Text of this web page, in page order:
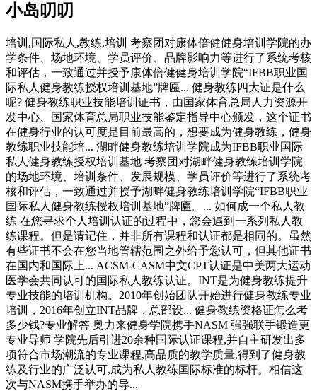
小岛叨叨
培训,国际私人,教练,培训 考察团对康体倍健健身培训学院的办
学条件、场地环境、学员评价、品牌影响力等进行了系统考核
和评估，一致通过并授予康体倍健健身培训学院“IFBB职业国
际私人健身教练授权培训基地”牌匾... 健身教练四大证是什么
呢? 健身教练职业技能培训证书，由国家体育总局人力资源开
发中心、国家体育总局职业技能鉴定指导中心颁发，这个证书
在健身行业的认可度是目前最高的，想要成为健身教练，健身
教练职业技能培... 湖畔健身教练培训学院成为IFBB职业国际
私人健身教练授权培训基地 考察团对湖畔健身教练培训学院
的场地环境、培训条件、发展规模、学员评价等进行了系统考
核和评估，一致通过并授予湖畔健身教练培训学院“IFBB职业
国际私人健身教练授权培训基地”牌匾。... 如何成一个私人教
练 在您寻求个人培训认证的过程中，您会遇到一系列私人教
练课程。但是请记住，并非所有课程和认证都是相同的。虽然
有些证书不会在您当地管辖范围之外给予您认可，但其他证书
在国内和国际上... ACSM-CASM中文CPT认证是中美两大运动
医学会共同认可的国际私人教练认证。INT是为健身教练提升
专业技能的培训机构。2010年创始团队开始进行健身教练专业
培训，2016年创立INT品牌，总部设... 健身教练资格证怎么考
多少钱?专业解答 奥力来健身学院携手NASM 强强联手锻造更
专业导师 学院先后引进20余种国际认证课程,并自主研发出多
项符合市场潮流的专业课程,高品质的教学质量,得到了健身教
练及行业的广泛认可,成为私人教练国际标准的标杆。相信这
次与NASM携手举办的导...